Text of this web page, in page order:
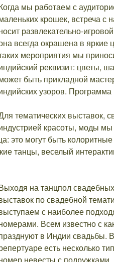
мы работаем с
крошек, встреча с
развлекательно-
всегда окрашена в яркие
мероприятия мы
реквизит: цветы,
быть прикладной
узоров. Программа
тематических выставок,
красоты, моды мы
это могут быть
танцы, веселый
на танцпол
по свадебной
с наиболее
Всем известно с
в Индии свадьбы.
есть несколько
невесты с